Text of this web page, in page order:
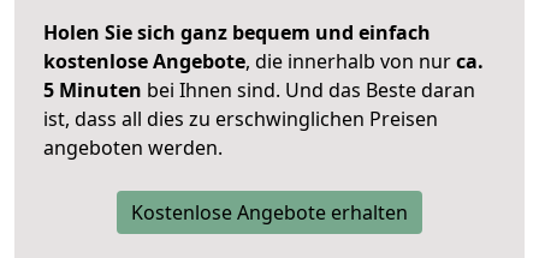
Holen Sie sich ganz bequem und einfach
kostenlose Angebote, die innerhalb von nurca.
5 Minuten bei Ihnen sind. Und das Beste daran
ist, dass all dies zu erschwinglichen Preisen
angeboten werden.
Kostenlose Angebote erhalten